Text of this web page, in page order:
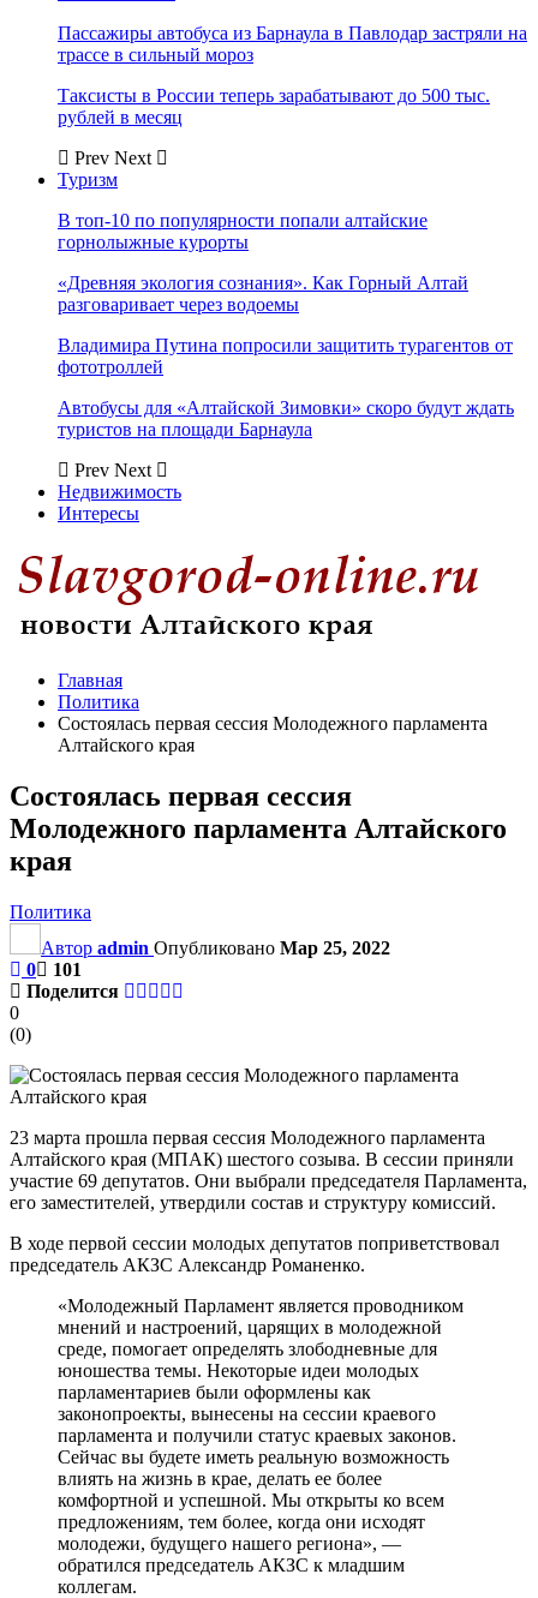
Пассажиры автобуса из Барнаула в Павлодар застряли на
трассе в сильный мороз
Таксисты в России теперь зарабатывают до 500 тыс.
рублей в месяц
Prev Next
Туризм
В топ-10 по популярности попали алтайские
горнолыжные курорты
«Древняя экология сознания». Как Горный Алтай
разговаривает через водоемы
Владимира Путина попросили защитить турагентов от
фототроллей
Автобусы для «Алтайской Зимовки» скоро будут ждать
туристов на площади Барнаула
Prev Next
Недвижимость
Интересы
Главная
Политика
Состоялась первая сессия Молодежного парламента
Алтайского края
Состоялась первая сессия
Молодежного парламента Алтайского
края
Политика
Автор admin Опубликовано Мар 25, 2022
0
101
Поделится
0
(0)
23 марта прошла первая сессия Молодежного парламента
Алтайского края (МПАК) шестого созыва. В сессии приняли
участие 69 депутатов. Они выбрали председателя Парламента,
его заместителей, утвердили состав и структуру комиссий.
В ходе первой сессии молодых депутатов поприветствовал
председатель АКЗС Александр Романенко.
«Молодежный Парламент является проводником
мнений и настроений, царящих в молодежной
среде, помогает определять злободневные для
юношества темы. Некоторые идеи молодых
парламентариев были оформлены как
законопроекты, вынесены на сессии краевого
парламента и получили статус краевых законов.
Сейчас вы будете иметь реальную возможность
влиять на жизнь в крае, делать ее более
комфортной и успешной. Мы открыты ко всем
предложениям, тем более, когда они исходят
молодежи, будущего нашего региона», —
обратился председатель АКЗС к младшим
коллегам.